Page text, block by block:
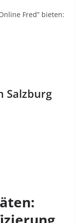
Fred” bieten:
Salzburg